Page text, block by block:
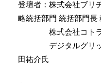
登壇者：株式会社ブリ
略統括部門 統括部門長
株式会社コトラ
デジタルグリッド
田祐介氏